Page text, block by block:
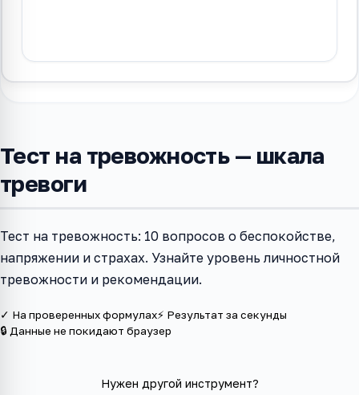
Тест на тревожность — шкала
тревоги
Тест на тревожность: 10 вопросов о беспокойстве,
напряжении и страхах. Узнайте уровень личностной
тревожности и рекомендации.
✓ На проверенных формулах⚡ Результат за секунды
🔒 Данные не покидают браузер
Нужен другой инструмент?